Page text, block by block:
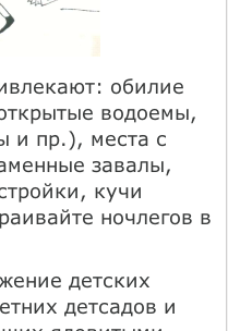
обилие
водоемы,
и пр.), места с
завалы,
кучи
ночлегов в
детских
детсадов и